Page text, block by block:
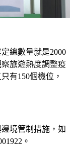
總數量就是2000
旅遊熱度調整疫
有150個機位，
境管制措施， 如
。